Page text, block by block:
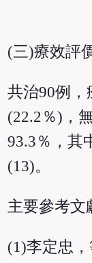
(三)療效評
共治90例，
(22.2％)，
93.3％，其
(13)。
主要參考文
(1)李定忠